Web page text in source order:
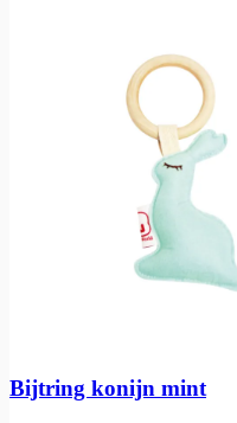
Bijtring konijn mint